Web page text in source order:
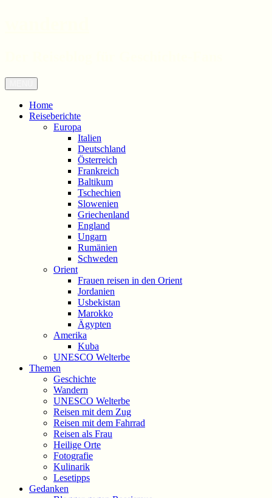
Zum
Inhalt
springen
Home
Reiseberichte
Europa
Italien
Deutschland
Österreich
Frankreich
Baltikum
Tschechien
Slowenien
Griechenland
England
Ungarn
Rumänien
Schweden
Orient
Frauen reisen in den Orient
Jordanien
Usbekistan
Marokko
Ägypten
Amerika
Kuba
UNESCO Welterbe
Themen
Geschichte
Wandern
UNESCO Welterbe
Reisen mit dem Zug
Reisen mit dem Fahrrad
Reisen als Frau
Heilige Orte
Fotografie
Kulinarik
Lesetipps
Gedanken